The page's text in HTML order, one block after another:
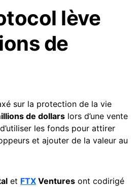
lève
de
sur la protection de la vie
de dollars lors d’une vente
les fonds pour attirer
et ajouter de la valeur au
et FTX Ventures ont codirigé